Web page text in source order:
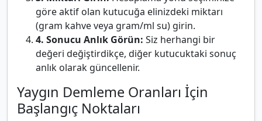
göre aktif olan kutucuğa elinizdeki miktarı
(gram kahve veya gram/ml su) girin.
4. Sonucu Anlık Görün: Siz herhangi bir
değeri değiştirdikçe, diğer kutucuktaki sonuç
anlık olarak güncellenir.
Yaygın Demleme Oranları İçin
Başlangıç Noktaları